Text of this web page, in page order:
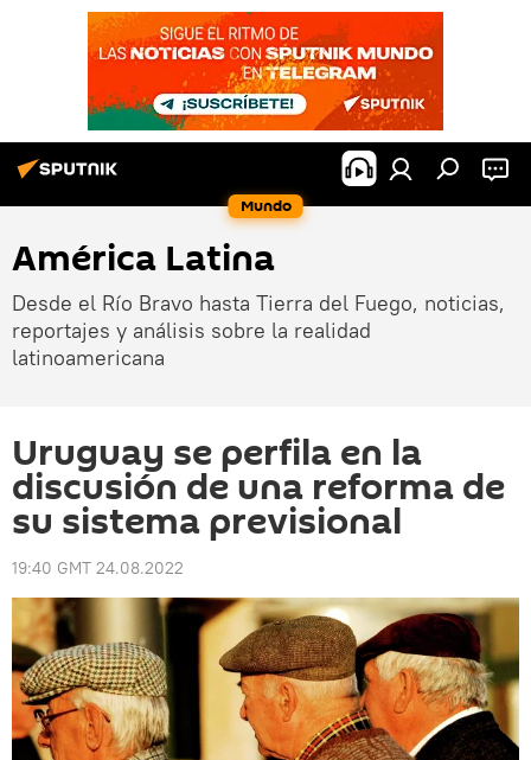
Mundo
América Latina
Desde el Río Bravo hasta Tierra del Fuego, noticias,
reportajes y análisis sobre la realidad
latinoamericana
Uruguay se perfila en la
discusión de una reforma de
su sistema previsional
19:40 GMT 24.08.2022